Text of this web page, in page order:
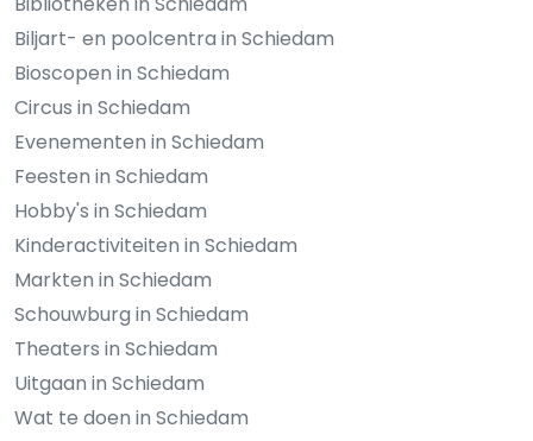
Biljart- en poolcentra in Schiedam
Bioscopen in Schiedam
Circus in Schiedam
Evenementen in Schiedam
Feesten in Schiedam
Hobby's in Schiedam
Kinderactiviteiten in Schiedam
Markten in Schiedam
Schouwburg in Schiedam
Theaters in Schiedam
Uitgaan in Schiedam
Wat te doen in Schiedam